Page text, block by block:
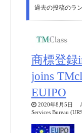
過去の投稿のラ
商標登録
joins
EUIPO
2020年8月5日
Services Bureau